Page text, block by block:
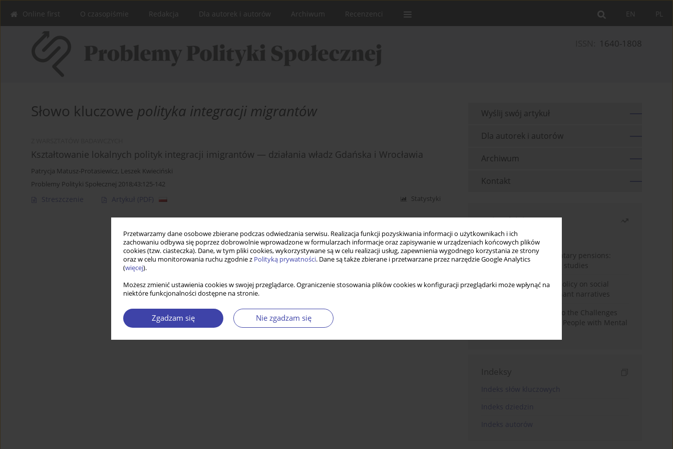
Przetwarzamy dane osobowe zbierane podczas odwiedzania serwisu. Realizacja funkcji pozyskiwania informacji o użytkownikach i ich
zachowaniu odbywa się poprzez dobrowolnie wprowadzone w formularzach informacje oraz zapisywanie w urządzeniach końcowych plików
cookies (tzw. ciasteczka). Dane, w tym pliki cookies, wykorzystywane są w celu realizacji usług, zapewnienia wygodnego korzystania ze strony
oraz w celu monitorowania ruchu zgodnie z Polityką prywatności. Dane są także zbierane i przetwarzane przez narzędzie Google Analytics
(więcej).
Możesz zmienić ustawienia cookies w swojej przeglądarce. Ograniczenie stosowania plików cookies w konfiguracji przeglądarki może wpłynąć na
niektóre funkcjonalności dostępne na stronie.
Zgadzam się Nie zgadzam się
PL
EN
Online first O czasopiśmie Redakcja Dla autorek i autorów Archiwum Recenzenci
1640-1808
Słowo kluczowe polityka integracji migrantów
Kształtowanie lokalnych polityk integracji imigrantów — działania władz Gdańska i Wrocławia
Patrycja Matusz-Protasiewicz, Leszek Kwieciński
Problemy Polityki Społecznej 2018;43:125-142
Streszczenie Artykuł (PDF) Statystyki
Wyślij swój artykuł
Dla autorek i autorów
Archiwum
Kontakt
Najczęściej czytane
Miesiąc
Rok
Auto-enrolment in voluntary pensions:
Comparative OECD case studies
Delegitimizing climate policy on social
media platforms: Dominant narratives
Bibliometric Insights into the Challenges
and Needs of Homeless People with Mental
Indeksy
Indeks słów kluczowych
Indeks dziedzin
Indeks autorów